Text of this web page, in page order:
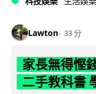
Lawton 33 分
家長無得慳
二手教科書